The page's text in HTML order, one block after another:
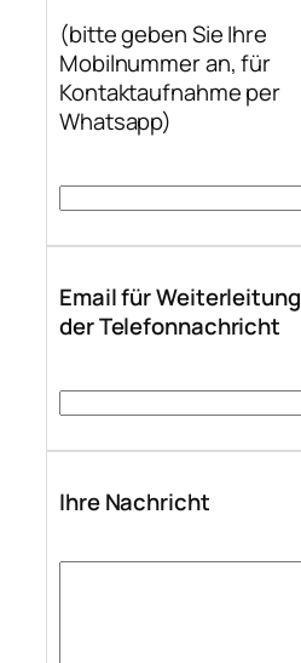
(bitte geben Sie Ihre
Mobilnummer an, für
Kontaktaufnahme per
Whatsapp)
Email für Weiterleitung
der Telefonnachricht
Ihre Nachricht